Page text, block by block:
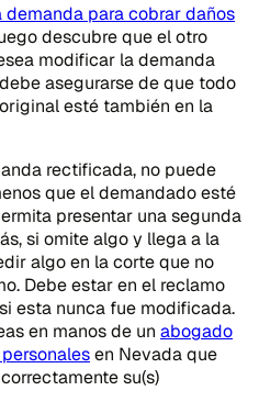
demanda para cobrar daños
descubre que el otro
modificar la demanda
asegurarse de que todo
esté también en la
rectificada, no puede
que el demandado esté
presentar una segunda
si omite algo y llega a la
algo en la corte que no
Debe estar en el reclamo
esta nunca fue modificada.
en manos de un abogado
en Nevada que
su(s)